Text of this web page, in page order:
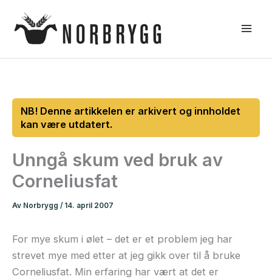
rett
Unngå skum ved bruk av
Corneliusfat
Av Norbrygg / 14. april 2007
For mye skum i ølet – det er et problem jeg har
strevet mye med etter at jeg gikk over til å bruke
Corneliusfat. Min erfaring har vært at det er